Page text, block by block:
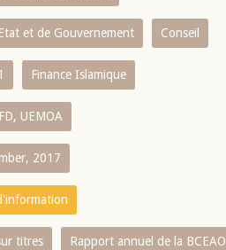
et de Gouvernement Conseil
Finance Islamique
UEMOA
2017
titres Rapport annuel de la BCEAO